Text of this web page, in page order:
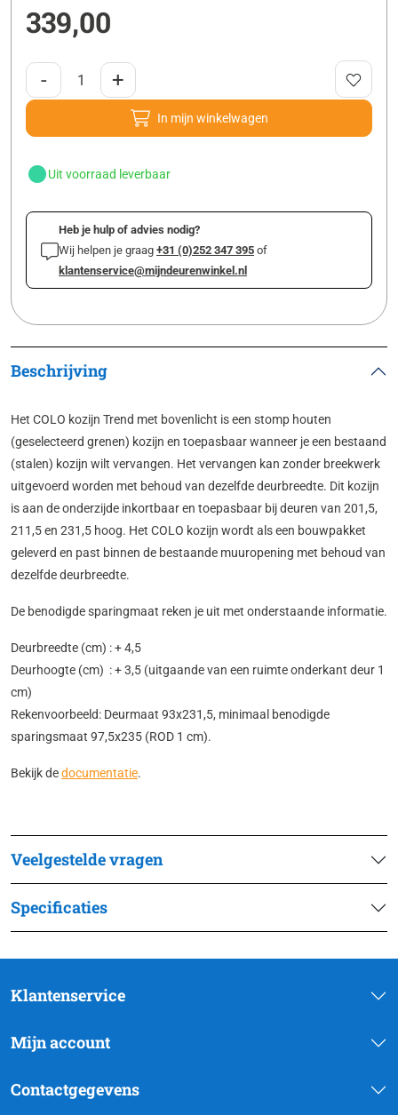
339,00
- +
In mijn winkelwagen
Uit voorraad leverbaar
Heb je hulp of advies nodig?
Wij helpen je graag +31 (0)252 347 395 of
klantenservice@mijndeurenwinkel.nl
Beschrijving
Het COLO kozijn Trend met bovenlicht is een stomp houten
(geselecteerd grenen) kozijn en toepasbaar wanneer je een bestaand
(stalen) kozijn wilt vervangen. Het vervangen kan zonder breekwerk
uit­ge­voerd worden met behoud van dezelfde deurbreedte. Dit kozijn
is aan de onderzijde inkortbaar en toepasbaar bij deuren van 201,5,
211,5 en 231,5 hoog. Het COLO kozijn wordt als een bouwpakket
geleverd en past binnen de bestaande muuropening met behoud van
dezelfde deurbreedte.
De benodigde sparingmaat reken je uit met onderstaande informatie.
Deurbreedte (cm) : + 4,5
Deurhoogte (cm) : + 3,5 (uitgaande van een ruimte onderkant deur 1
cm)
Rekenvoorbeeld: Deurmaat 93x231,5, minimaal benodigde
sparingsmaat 97,5x235 (ROD 1 cm).
Bekijk dedocumentatie.
Veelgestelde vragen
Specificaties
Klantenservice
Mijn account
Contactgegevens